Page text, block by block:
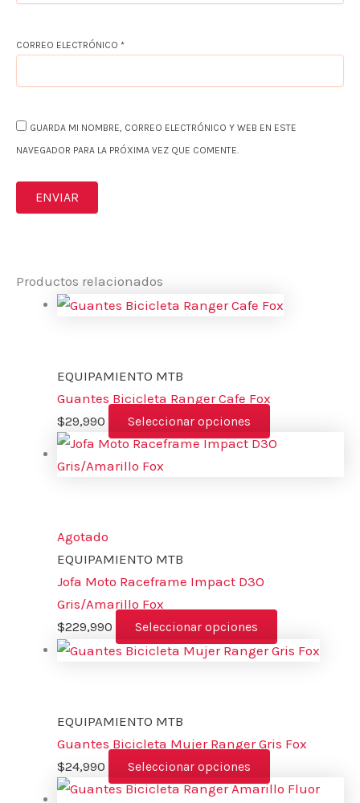
CORREO ELECTRÓNICO *
GUARDA MI NOMBRE, CORREO ELECTRÓNICO Y WEB EN ESTE
NAVEGADOR PARA LA PRÓXIMA VEZ QUE COMENTE.
Productos relacionados
EQUIPAMIENTO MTB
Guantes Bicicleta Ranger Cafe Fox
$29,990 Seleccionar opciones
Agotado
EQUIPAMIENTO MTB
Jofa Moto Raceframe Impact D3O
Gris/Amarillo Fox
$229,990 Seleccionar opciones
EQUIPAMIENTO MTB
Guantes Bicicleta Mujer Ranger Gris Fox
$24,990 Seleccionar opciones